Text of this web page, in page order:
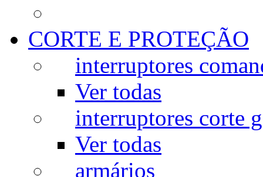
CORTE E PROTEÇÃO
interruptores
Ver todas
interruptores corte
Ver todas
armários